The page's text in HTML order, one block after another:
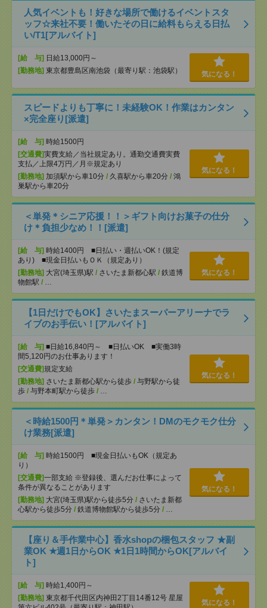
人気イベントも！好きな場所で働けるイベントスタ
ッフ☆来社不要！働いたその日に給料もらえる日払
い/T1[アルバイト]
[給 与] 日給13,000円～
[勤務地] 東京都豊島区南池袋（最寄り駅：池袋駅） 気になる！
スピードよりも丁寧に！未経験OK！作業はカンタン
×完全座り[派遣]
[給 与] 時給1500円
[交通費]実費支給／当社規定あり。通勤交通費実費
支払／上限4万円／月※規定あり
[勤務地] 加須駅から車10分 / 久喜駅から車20分 / 鴻
巣駅から車20分
気になる！
＜単発＊シニア応援！！＞ギフト向けお菓子の仕分
け＊負担少なめ！！[派遣]
[給 与] 時給1400円 ■日払い・週払いOK！(規定
あり) ■現金日払いもＯＫ（規定あり）
[勤務地] 大宮(埼玉県)駅 / さいたま新都心駅 / 鉄道博
物館駅 / …
気になる！
【1日だけでもOK】さいたまスーパーアリーナでラ
イブのお手伝い！[アルバイト]
[給 与] ■日給16,840円～ ■日払いOK ■実働3時
間5,120円のお仕事あります！
[交通費] 規定支給
[勤務地] さいたま新都心駅から徒歩 / 与野駅から徒
歩 / 与野本町駅から徒歩 / …
気になる！
＜時給1500円＊単発＞カンタン！DMのモクモク仕分
け業務[派遣]
[給 与] 時給1500円 ■現金日払いもOK（規定あ
り）
[交通費]一部支給 ※登録後、選んだお仕事によって
条件が異なることがあります
[勤務地] 大宮(埼玉県)駅から徒歩5分 / さいたま新都
心駅から徒歩5分 / 鉄道博物館駅から徒歩5分 / …
気になる！
【座り＆手作業中心】香水shopの梱包スタッフ ★副
業OK ★週1日からOK ★1日1時間からOK[アルバイ
ト]
[給 与] 時給1,400円～
[勤務地] 東京都千代田区内神田2丁目14番12号 星屋
気になる！